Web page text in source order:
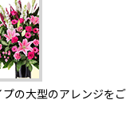
の大型のアレンジをご